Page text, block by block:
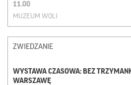
11.00
MUZEUM WOLI
ZWIEDZANIE
WYSTAWA CZASOWA: BEZ
WARSZAWĘ